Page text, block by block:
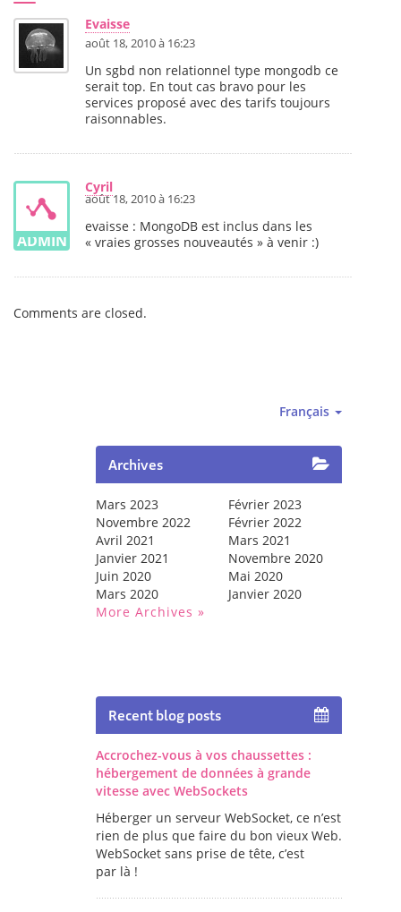
Evaisse
août 18, 2010 à 16:23
Un sgbd non relationnel type mongodb ce
serait top. En tout cas bravo pour les
services proposé avec des tarifs toujours
raisonnables.
Cyril
août 18, 2010 à 16:23
evaisse : MongoDB est inclus dans les
« vraies grosses nouveautés » à venir :)
Comments are closed.
Français
Archives
Mars 2023
Février 2023
Novembre 2022
Février 2022
Avril 2021
Mars 2021
Janvier 2021
Novembre 2020
Juin 2020
Mai 2020
Mars 2020
Janvier 2020
More Archives
Recent blog posts
Accrochez-vous à vos chaussettes :
hébergement de données à grande
vitesse avec WebSockets
Héberger un serveur WebSocket, ce n’est
rien de plus que faire du bon vieux Web.
WebSocket sans prise de tête, c’est
par là !